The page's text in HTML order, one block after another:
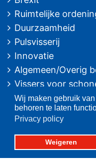
Wij maken gebruik
behoren te laten
Privacy policy
Weigeren
Ruimtelijke
Duurzaamheid
Pulsvisserij
Innovatie
Algemeen/Overig
Vissers voor
Op deze